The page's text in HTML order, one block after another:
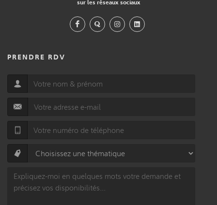
sur les réseaux sociaux
PRENDRE RDV